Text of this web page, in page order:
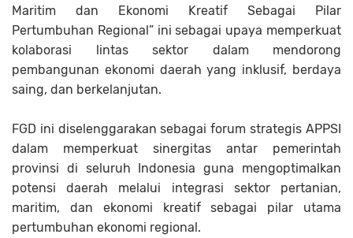
Maritim dan Ekonomi Kreatif Sebagai Pilar
Pertumbuhan Regional” ini sebagai upaya memperkuat
kolaborasi lintas sektor dalam mendorong
pembangunan ekonomi daerah yang inklusif, berdaya
saing, dan berkelanjutan.
FGD ini diselenggarakan sebagai forum strategis APPSI
dalam memperkuat sinergitas antar pemerintah
provinsi di seluruh Indonesia guna mengoptimalkan
potensi daerah melalui integrasi sektor pertanian,
maritim, dan ekonomi kreatif sebagai pilar utama
pertumbuhan ekonomi regional.